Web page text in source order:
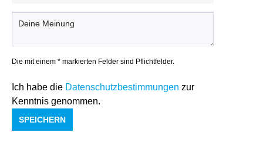
Die mit einem * markierten Felder sind Pflichtfelder.
Ich habe die Datenschutzbestimmungen zur
Kenntnis genommen.
SPEICHERN